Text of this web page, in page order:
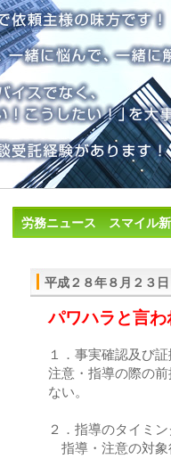
労務ニュース スマイル
平成２８年８月２３
パワハラと言
１．事実確認及び
注意・指導の際の
ない。
２．指導のタイミ
指導・注意の対象